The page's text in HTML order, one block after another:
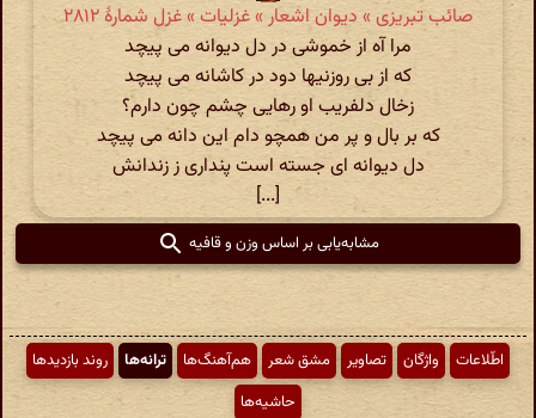
صائب تبریزی » دیوان اشعار » غزلیات » غزل شمارهٔ ۲۸۱۲
مرا آه از خموشی در دل دیوانه می پیچد
که از بی روزنیها دود در کاشانه می پیچد
زخال دلفریب او رهایی چشم چون دارم؟
که بر بال و پر من همچو دام این دانه می پیچد
دل دیوانه ای جسته است پنداری ز زندانش
[...]
مشابه‌یابی بر اساس وزن و قافیه
اطّلاعات واژگان تصاویر مشق شعر هم‌آهنگ‌ها ترانه‌ها
روند بازدیدها
حاشیه‌ها